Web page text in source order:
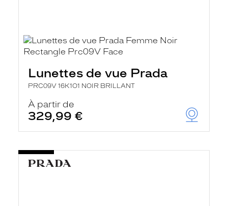
Lunettes de vue Prada
PRC09V 16K1O1 NOIR BRILLANT
À partir de
329,99 €